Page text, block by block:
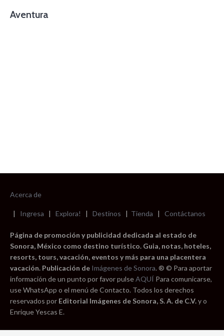
Aventura
Acerca de
| Ingresa | Explora! | Destinos | Tienda | Contáctanos
Página de promoción y publicidad dedicada al estado de
Sonora, México como destino turístico. Guia, notas, hoteles,
resorts, tours, vacación, eventos y más para una placentera
vacación. Publicación de Imágenes de Sonora. ® © Para aportar
información de un punto por favor pulseAQUÍ Para comunicarse,
use WhatsApp o el menú de Contacto. Todos los derechos
reservados por Editorial Imágenes de Sonora, S. A. de C.V.y o
Enrique Yescas E.